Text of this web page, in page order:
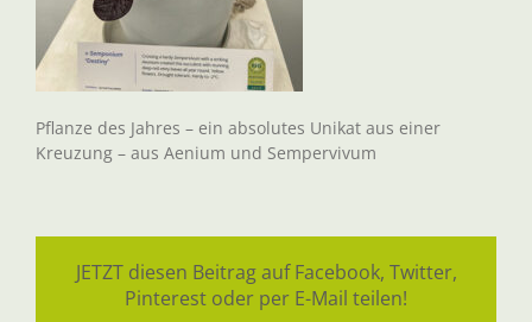
Pflanze des Jahres – ein absolutes Unikat aus einer
Kreuzung – aus Aenium und Sempervivum
JETZT diesen Beitrag auf Facebook, Twitter,
Pinterest oder per E-Mail teilen!